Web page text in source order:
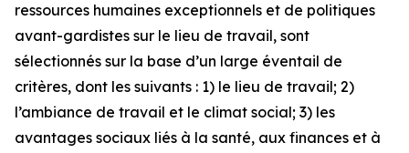
ressources humaines exceptionnels et de politiques
avant-gardistes sur le lieu de travail, sont
sélectionnés sur la base d’un large éventail de
critères, dont les suivants : 1) le lieu de travail; 2)
l’ambiance de travail et le climat social; 3) les
avantages sociaux liés à la santé, aux finances et à